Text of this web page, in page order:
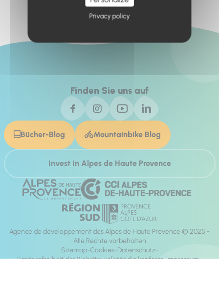
Finden Sie uns auf
Bücher-Blog Mountainbike Blog
Invest In Alpes de Haute Provence
Agence de développement des Alpes de Haute Provence © 2025 -
Alle Rechte vorbehalten
Sitemap Cookies Datenschutz
Barrierefreiheit der Website: vollständig konform Impressum
Privacy policy